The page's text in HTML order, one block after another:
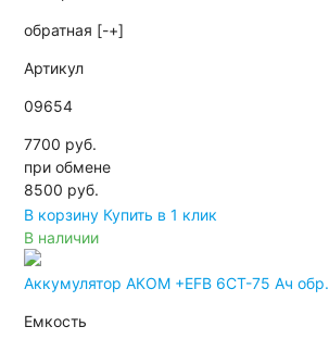
обратная [-+]
Артикул
09654
7700 руб.
при обмене
8500 руб.
В корзину Купить в 1 клик
В наличии
Аккумулятор АКОМ +EFB 6СТ-75 Ач обр.
Емкость